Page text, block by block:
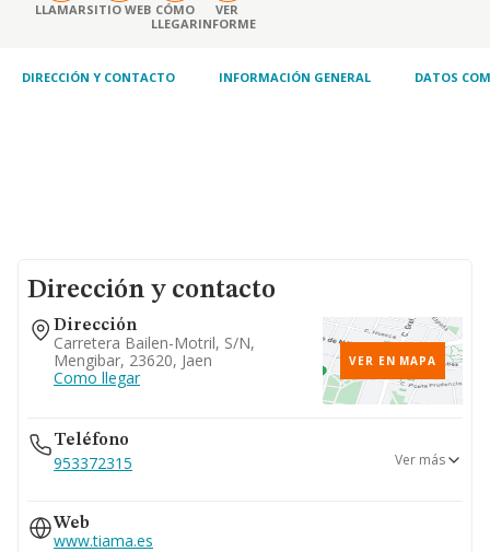
LLAMARSITIO WEB CÓMO
LLEGAR
VER
INFORME
DIRECCIÓN Y CONTACTO INFORMACIÓN GENERAL DATOS
Dirección y contacto
Dirección
Carretera Bailen-Motril, S/n,
Mengibar, 23620, Jaen
Como llegar
VER EN MAPA
Teléfono
953372315
953370872
953939136
Ver más
Web
www.tiama.es